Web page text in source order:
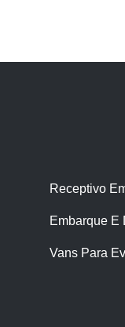
Receptivo
Embarque E
Vans Para